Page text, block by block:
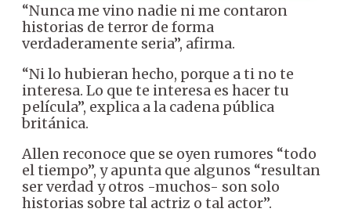
“Nunca me vino nadie ni me contaron
historias de terror de forma
verdaderamente seria”, afirma.
“Ni lo hubieran hecho, porque a ti no te
interesa. Lo que te interesa es hacer tu
película”, explica a la cadena pública
británica.
Allen reconoce que se oyen rumores “todo
el tiempo”, y apunta que algunos “resultan
ser verdad y otros -muchos- son solo
historias sobre tal actriz o tal actor”.